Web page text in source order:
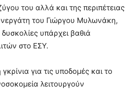
του αλλά και της περιπέτειας
του Γιώργου Μυλωνάκη,
υπάρχει βαθιά
στο ΕΣΥ.
για τις υποδομές και το
λειτουργούν